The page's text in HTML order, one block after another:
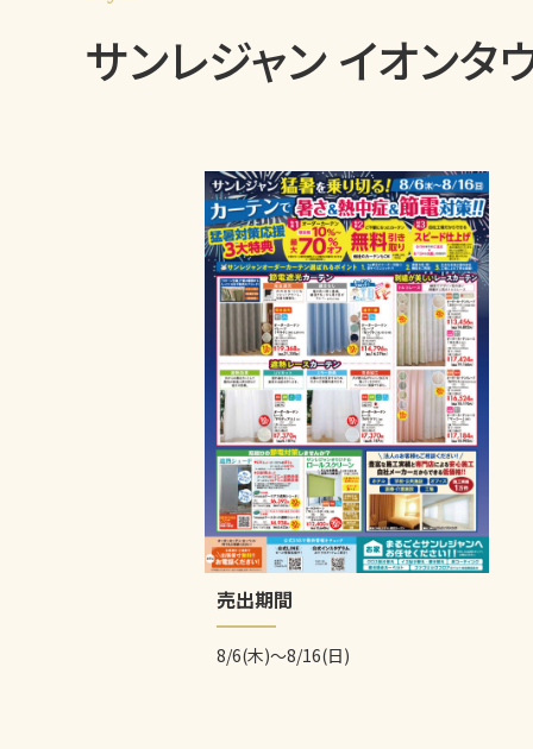
サンレジャン イオンタ
売出期間
8/6(木)～8/16(日)